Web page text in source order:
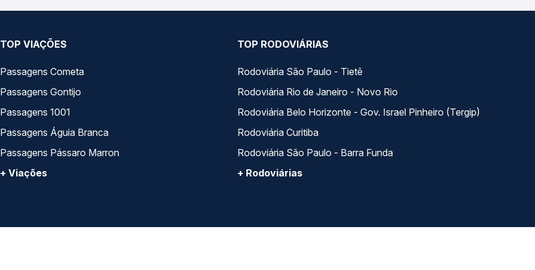
TOP VIAÇÕES
Passagens Cometa
Passagens Gontijo
Passagens 1001
Passagens Águia Branca
Passagens Pássaro Marron
+ Viações
TOP RODOVIÁRIAS
Rodoviária São Paulo - Tietê
Rodoviária Rio de Janeiro - Novo Rio
Rodoviária Belo Horizonte - Gov. Israel Pinheiro (Tergip)
Rodoviária Curitiba
Rodoviária São Paulo - Barra Funda
+ Rodoviárias